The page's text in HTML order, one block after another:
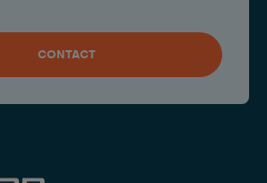
CONTACT